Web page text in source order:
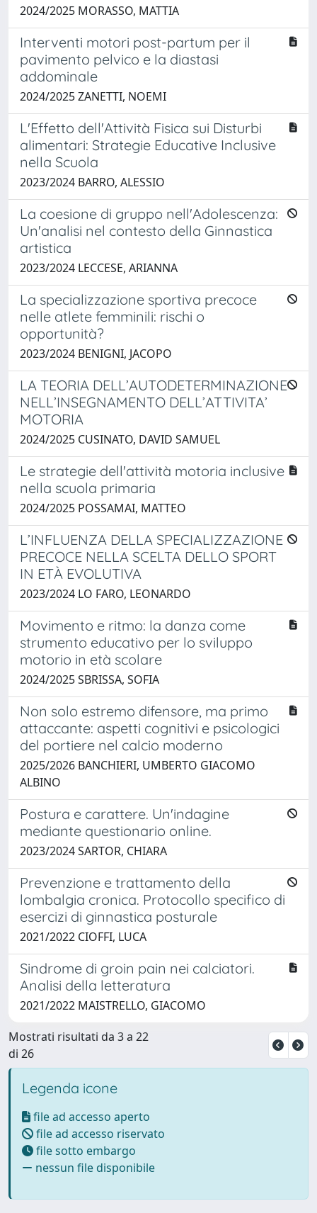
2024/2025 MORASSO, MATTIA
Interventi motori post-partum per il
pavimento pelvico e la diastasi
addominale
2024/2025 ZANETTI, NOEMI
L'Effetto dell'Attività Fisica sui Disturbi
alimentari: Strategie Educative Inclusive
nella Scuola
2023/2024 BARRO, ALESSIO
La coesione di gruppo nell'Adolescenza:
Un'analisi nel contesto della Ginnastica
artistica
2023/2024 LECCESE, ARIANNA
La specializzazione sportiva precoce
nelle atlete femminili: rischi o
opportunità?
2023/2024 BENIGNI, JACOPO
LA TEORIA DELL’AUTODETERMINAZIONE
NELL’INSEGNAMENTO DELL’ATTIVITA’
MOTORIA
2024/2025 CUSINATO, DAVID SAMUEL
Le strategie dell'attività motoria inclusive
nella scuola primaria
2024/2025 POSSAMAI, MATTEO
L’INFLUENZA DELLA SPECIALIZZAZIONE
PRECOCE NELLA SCELTA DELLO SPORT
IN ETÀ EVOLUTIVA
2023/2024 LO FARO, LEONARDO
Movimento e ritmo: la danza come
strumento educativo per lo sviluppo
motorio in età scolare
2024/2025 SBRISSA, SOFIA
Non solo estremo difensore, ma primo
attaccante: aspetti cognitivi e psicologici
del portiere nel calcio moderno
2025/2026 BANCHIERI, UMBERTO GIACOMO
ALBINO
Postura e carattere. Un'indagine
mediante questionario online.
2023/2024 SARTOR, CHIARA
Prevenzione e trattamento della
lombalgia cronica. Protocollo specifico di
esercizi di ginnastica posturale
2021/2022 CIOFFI, LUCA
Sindrome di groin pain nei calciatori.
Analisi della letteratura
2021/2022 MAISTRELLO, GIACOMO
Mostrati risultati da 3 a 22
di 26
Legenda icone
file ad accesso aperto
file ad accesso riservato
file sotto embargo
nessun file disponibile